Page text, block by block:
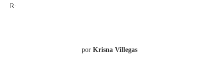
R:
por Krisna Villegas